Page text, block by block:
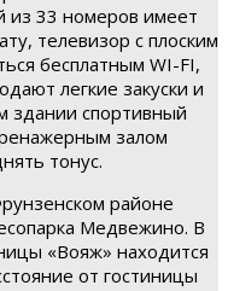
из 33 номеров имеет
телевизор с плоским
бесплатным WI-FI,
легкие закуски и
здании спортивный
залом
тонус.
районе
Медвежино. В
«Вояж» находится
от гостиницы